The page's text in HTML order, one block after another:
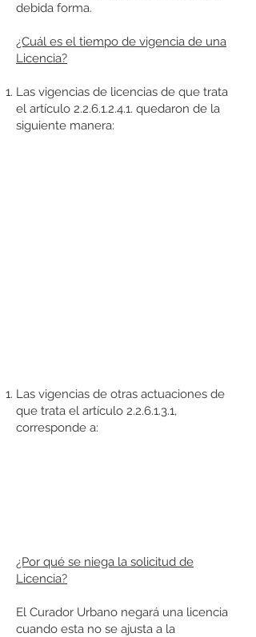
debida forma.
¿Cuál es el tiempo de vigencia de una
Licencia?
Las vigencias de licencias de que trata
el artículo 2.2.6.1.2.4.1. quedaron de la
siguiente manera:
Las vigencias de otras actuaciones de
que trata el artículo 2.2.6.1.3.1,
corresponde a:
¿Por qué se niega la solicitud de
Licencia?
El Curador Urbano negará una licencia
cuando esta no se ajusta a la